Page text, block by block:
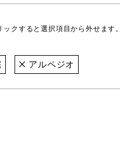
ックすると選択項目から外せます。
アルペジオ